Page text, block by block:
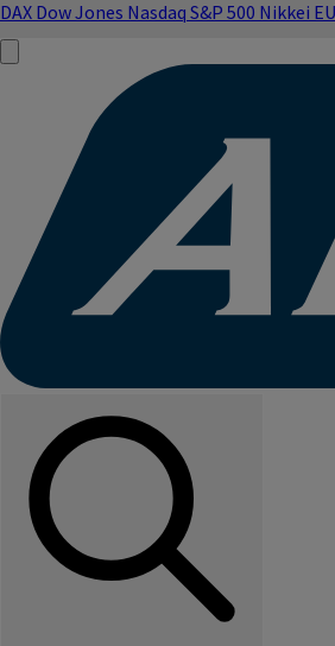
DAX Dow Jones Nasdaq S&P 500 Nikkei